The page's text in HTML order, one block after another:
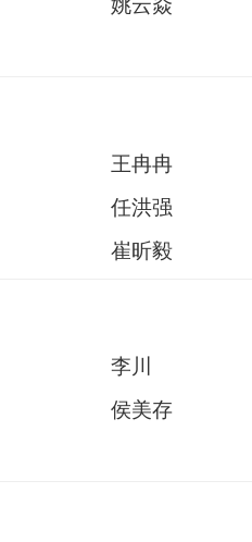
姚云焱
王冉冉
任洪强
崔昕毅
李川
侯美存